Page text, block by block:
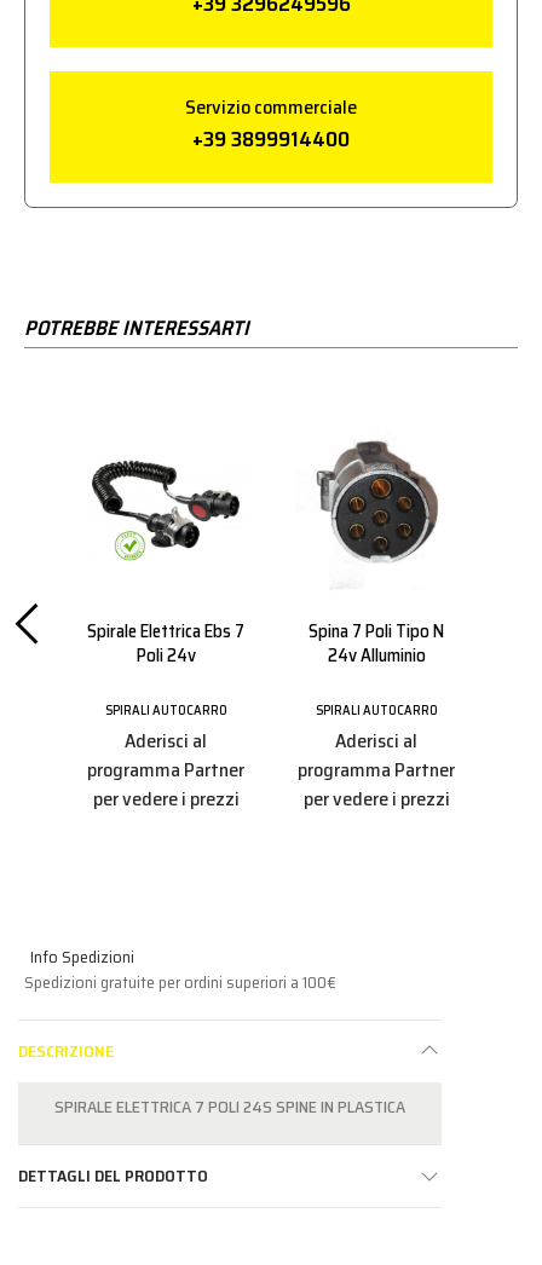
Servizio commerciale
+39 3899914400
POTREBBE INTERESSARTI
Spirale Elettrica Ebs 7
Poli 24v
SPIRALI AUTOCARRO
Aderisci al
programma Partner
per vedere i prezzi
Spina 7 Poli Tipo N
24v Alluminio
SPIRALI AUTOCARRO
Aderisci al
programma Partner
per vedere i prezzi
Info Spedizioni
Spedizioni gratuite per ordini superiori a 100€
DESCRIZIONE
SPIRALE ELETTRICA 7 POLI 24S SPINE IN PLASTICA
DETTAGLI DEL PRODOTTO